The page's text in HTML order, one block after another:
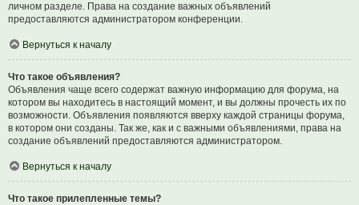
личном разделе. Права на создание важных объявлений
предоставляются администратором конференции.
Вернуться к началу
Что такое объявления?
Объявления чаще всего содержат важную информацию для форума, на
котором вы находитесь в настоящий момент, и вы должны прочесть их по
возможности. Объявления появляются вверху каждой страницы форума,
в котором они созданы. Так же, как и с важными объявлениями, права на
создание объявлений предоставляются администратором.
Вернуться к началу
Что такое прилепленные темы?